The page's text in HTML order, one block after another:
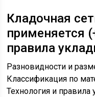
Кладочная
применяется
правила
Разновидности и
Классификация по
Технология и правила